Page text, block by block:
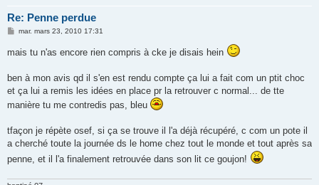
Re: Penne perdue
M
s
e
mar. mars 23, 2010 17:31
mais tu n'as encore rien compris à cke je disais hein
ben à mon avis qd il s'en est rendu compte ça lui a fait com un ptit choc
et ça lui a remis les idées en place pr la retrouver c normal... de tte
manière tu me contredis pas, bleu
tfaçon je répète osef, si ça se trouve il l'a déjà récupéré, c com un pote il
a cherché toute la journée ds le home chez tout le monde et tout après sa
penne, et il l'a finalement retrouvée dans son lit ce goujon!